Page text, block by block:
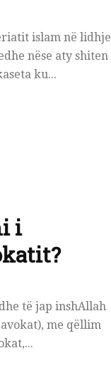
islam në lidhje
nëse aty shiten
ku...
i
të jap inshAllah
me qëllim